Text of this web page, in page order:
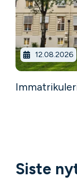
12.08.2026
Siste